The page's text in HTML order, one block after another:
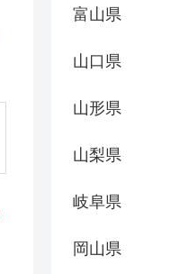
富山県
山口県
山形県
山梨県
岐阜県
岡山県